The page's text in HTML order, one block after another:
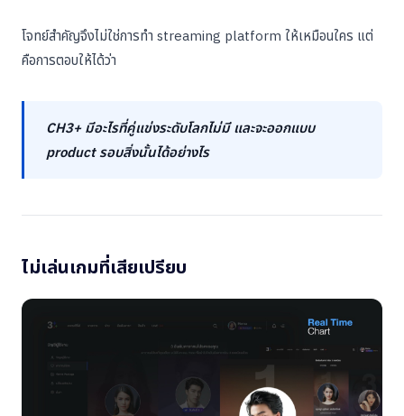
โจทย์สำคัญจึงไม่ใช่การทำ streaming platform ให้เหมือนใคร แต่
คือการตอบให้ได้ว่า
CH3+ มีอะไรที่คู่แข่งระดับโลกไม่มี และจะออกแบบ
product รอบสิ่งนั้นได้อย่างไร
ไม่เล่นเกมที่เสียเปรียบ